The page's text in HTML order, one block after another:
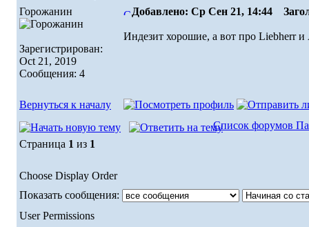
Горожанин
Зарегистрирован:
Oct 21, 2019
Сообщения: 4
Добавлено: Ср Сен 21, 14:44
Индезит хорошие, а вот про Liebherr
Вернуться к началу
Список форумов
Страница 1 из 1
Choose Display Order
Показать сообщения:
User Permissions